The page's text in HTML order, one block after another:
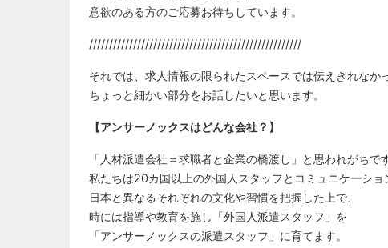
意欲のある方のご応募お待ちしています。
/////////////////////////////////////////////////////
それでは、求人情報の限られたスペースでは伝えきれなか
ちょっと細かい部分をお話したいと思います。
【アンサーノックスはどんな会社？】
「人材派遣会社＝求職者と企業の橋渡し」と思われがちで
私たちは20カ国以上の外国人スタッフとコミュニケーショ
日本と異なるそれぞれの文化や習慣を把握した上で、
時には指導や教育を施し「外国人派遣スタッフ」を
「アンサーノックスの派遣スタッフ」に育てます。